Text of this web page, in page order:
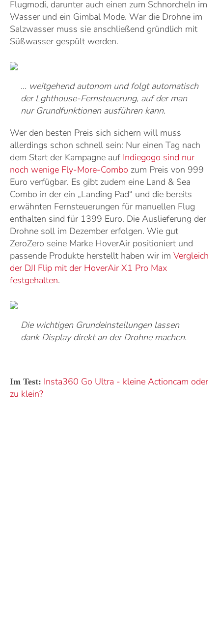
Flugmodi, darunter auch einen zum Schnorcheln im
Wasser und ein Gimbal Mode. War die Drohne im
Salzwasser muss sie anschließend gründlich mit
Süßwasser gespült werden.
... weitgehend autonom und folgt automatisch
der Lghthouse-Fernsteuerung, auf der man
nur Grundfunktionen ausführen kann.
Wer den besten Preis sich sichern will muss
allerdings schon schnell sein: Nur einen Tag nach
dem Start der Kampagne auf Indiegogo sind nur
noch wenige Fly-More-Combo zum Preis von 999
Euro verfügbar. Es gibt zudem eine Land & Sea
Combo in der ein „Landing Pad“ und die bereits
erwähnten Fernsteuerungen für manuellen Flug
enthalten sind für 1399 Euro. Die Auslieferung der
Drohne soll im Dezember erfolgen. Wie gut
ZeroZero seine Marke HoverAir positioniert und
passende Produkte herstellt haben wir im Vergleich
der DJI Flip mit der HoverAir X1 Pro Max
festgehalten.
Die wichtigen Grundeinstellungen lassen
dank Display direkt an der Drohne machen.
Im Test: Insta360 Go Ultra - kleine Actioncam oder
zu klein?